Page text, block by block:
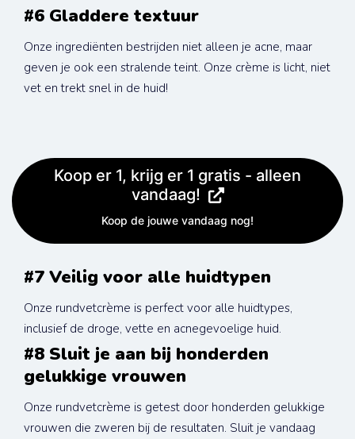
#6 Gladdere textuur
Onze ingrediënten bestrijden niet alleen je acne, maar
geven je ook een stralende teint. Onze crème is licht, niet
vet en trekt snel in de huid!
Koop er 1, krijg er 1 gratis - alleen
vandaag!
Koop de jouwe vandaag nog!
#7 Veilig voor alle huidtypen
Onze rundvetcrème is perfect voor alle huidtypes,
inclusief de droge, vette en acnegevoelige huid.
#8 Sluit je aan bij honderden
gelukkige vrouwen
Onze rundvetcrème is getest door honderden gelukkige
vrouwen die zweren bij de resultaten. Sluit je vandaag